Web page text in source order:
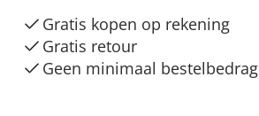
Gratis kopen op rekening
Gratis retour
Geen minimaal bestelbedrag